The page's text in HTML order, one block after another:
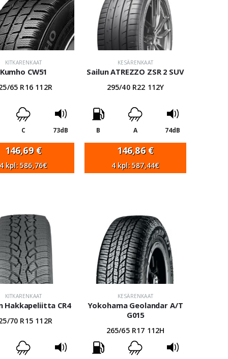
KITKARENKAAT
Kumho CW51
65 R16 112R
C 73dB
146,69 €
kpl: 586,76€
KESÄRENKAAT
Sailun ATREZZO ZSR 2 SUV
295/40 R22 112Y
B A 74dB
146,86 €
4 kpl: 587,44€
KITKARENKAAT
Hakkapeliitta CR4
70 R15 112R
KESÄRENKAAT
Yokohama Geolandar A/T
G015
265/65 R17 112H